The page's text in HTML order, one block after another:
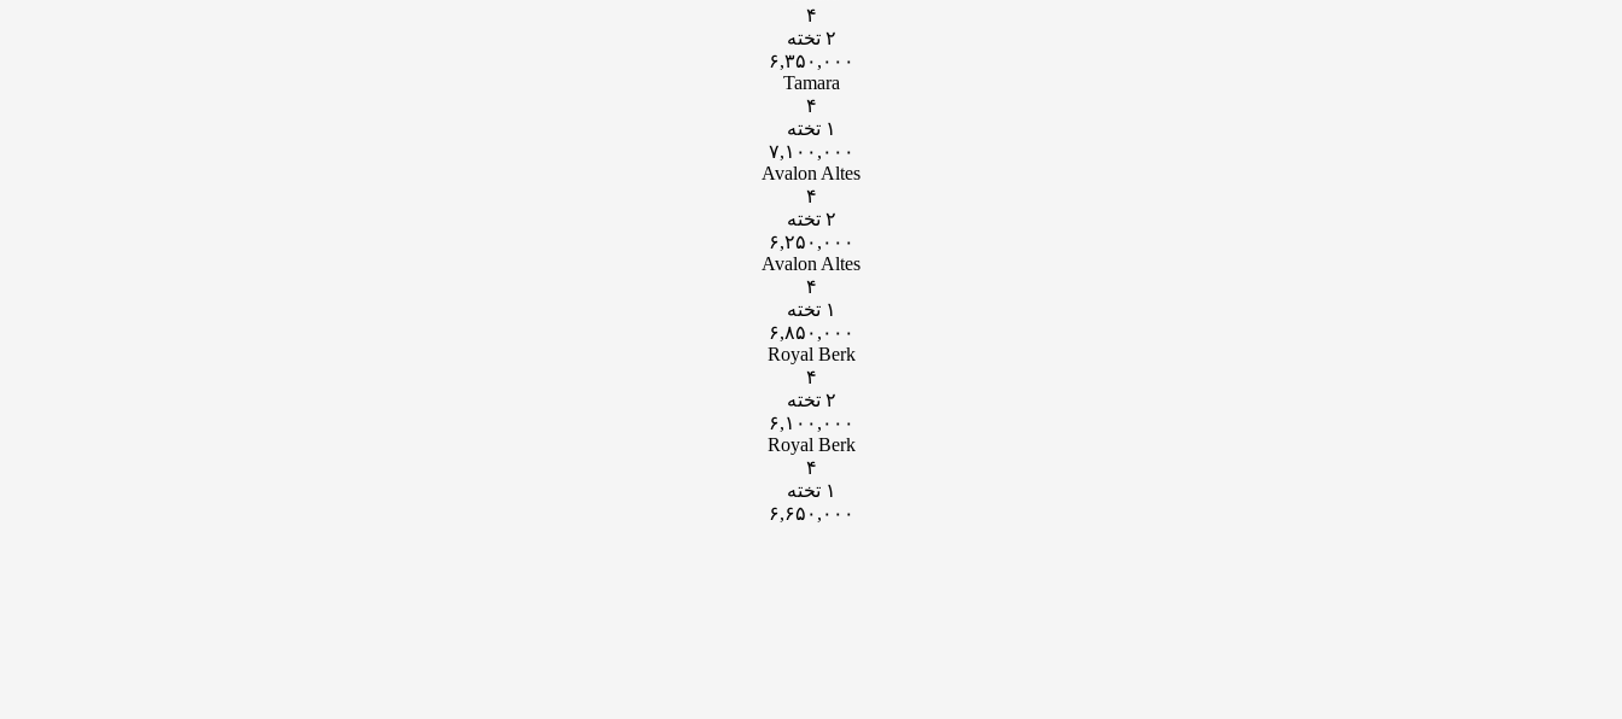
۴
۲ تخته
۶,۳۵۰,۰۰۰
Tamara
۴
۱ تخته
۷,۱۰۰,۰۰۰
Avalon Altes
۴
۲ تخته
۶,۲۵۰,۰۰۰
Avalon Altes
۴
۱ تخته
۶,۸۵۰,۰۰۰
Royal Berk
۴
۲ تخته
۶,۱۰۰,۰۰۰
Royal Berk
۴
۱ تخته
۶,۶۵۰,۰۰۰